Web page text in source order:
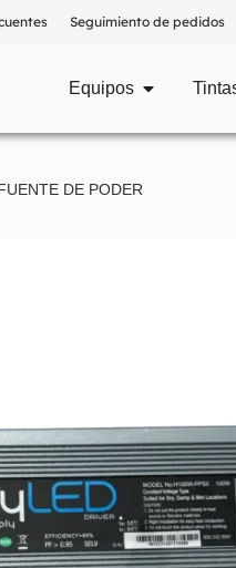
Seguimiento de pedidos
Equipos
DE PODER